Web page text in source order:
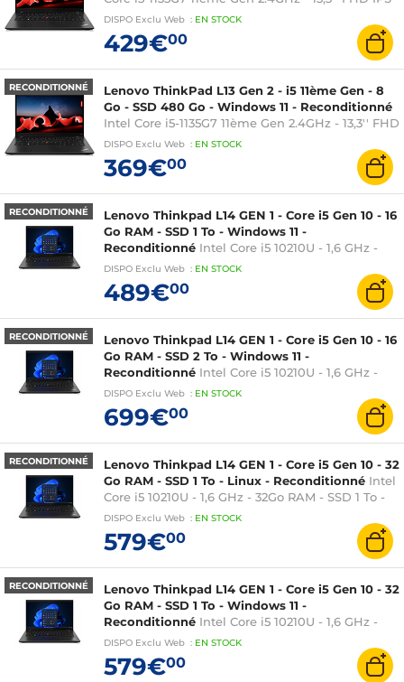
Intel Iris Xe Graphics - 1x HDMI 2.0 - 1x
Thunderbolt 4 - 2x USB 3.2 Gen 1 - 1x USB-C 3.2
Gen 2 - 1x microSD
DISPO Exclu Web : EN STOCK
429€00
RECONDITIONNÉ
Lenovo ThinkPad L13 Gen 2 - i5 11ème Gen - 8
Go - SSD 480 Go - Windows 11 - Reconditionné
Intel Core i5-1135G7 11ème Gen 2.4GHz - 13,3'' FHD
IPS - Intel Iris Xe Graphics - 1x HDMI 2.0 - 1x
Thunderbolt 4 - 2x USB 3.2 Gen 1 - 1x USB-C 3.2
Gen 2 - 1x microSD
DISPO Exclu Web : EN STOCK
369€00
RECONDITIONNÉ
Lenovo Thinkpad L14 GEN 1 - Core i5 Gen 10 - 16
Go RAM - SSD 1 To - Windows 11 -
Reconditionné Intel Core i5 10210U - 1,6 GHz -
16Go RAM - SSD 1 To - Windows 11 - Intel UHD
Graphics - 14 pouces
DISPO Exclu Web : EN STOCK
489€00
RECONDITIONNÉ
Lenovo Thinkpad L14 GEN 1 - Core i5 Gen 10 - 16
Go RAM - SSD 2 To - Windows 11 -
Reconditionné Intel Core i5 10210U - 1,6 GHz -
16Go RAM - SSD 2 To - Windows 11 - Intel UHD
Graphics - 14 pouces
DISPO Exclu Web : EN STOCK
699€00
RECONDITIONNÉ
Lenovo Thinkpad L14 GEN 1 - Core i5 Gen 10 - 32
Go RAM - SSD 1 To - Linux - Reconditionné Intel
Core i5 10210U - 1,6 GHz - 32Go RAM - SSD 1 To -
Linux - Intel UHD Graphics - 14 pouces
DISPO Exclu Web : EN STOCK
579€00
RECONDITIONNÉ
Lenovo Thinkpad L14 GEN 1 - Core i5 Gen 10 - 32
Go RAM - SSD 1 To - Windows 11 -
Reconditionné Intel Core i5 10210U - 1,6 GHz -
32Go RAM - SSD 1 To - Windows 11 - Intel UHD
Graphics - 14 pouces
DISPO Exclu Web : EN STOCK
579€00